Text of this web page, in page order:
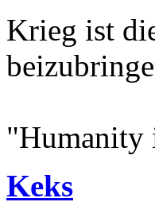
Krieg ist
"Humanity
Keks